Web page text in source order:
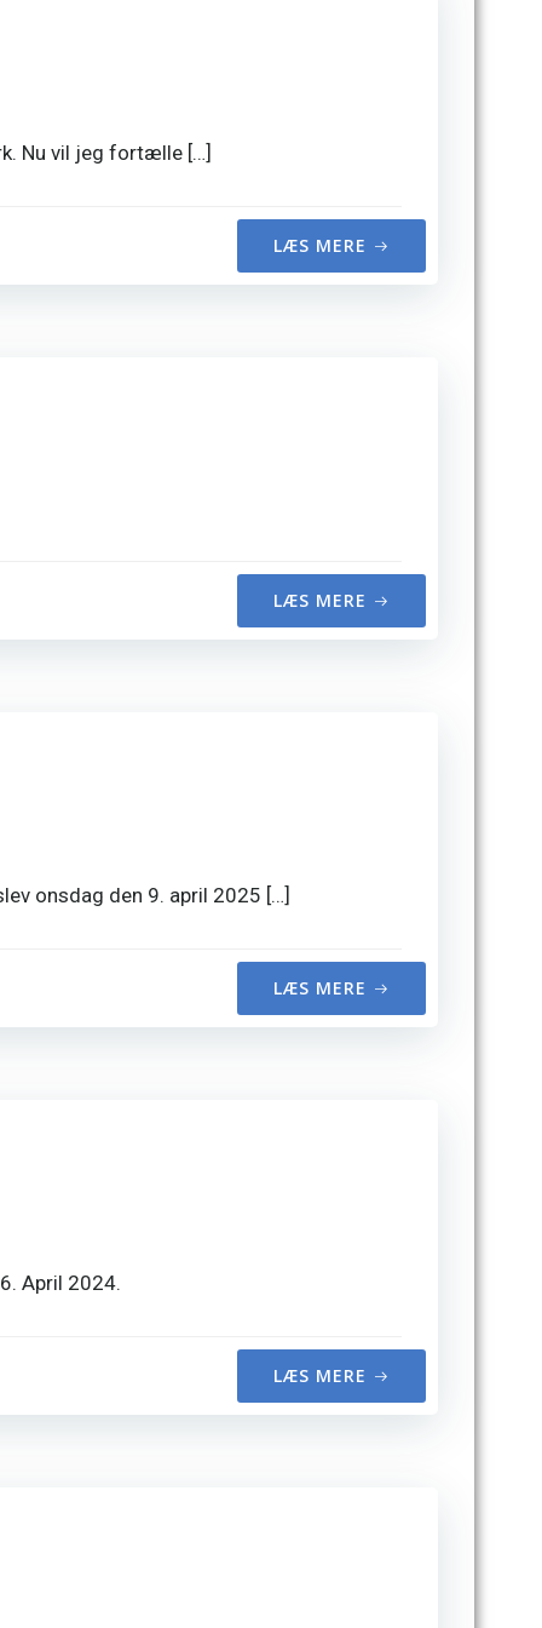
Nu vil jeg fortælle […]
LÆS MERE
LÆS MERE
onsdag den 9. april 2025 […]
LÆS MERE
April 2024.
LÆS MERE